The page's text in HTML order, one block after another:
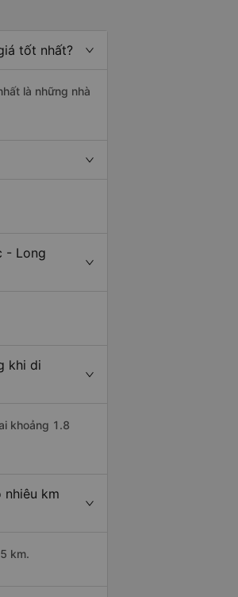
tốt nhất?
là những nhà
- Long
khi di
khoảng 1.8
km
km.